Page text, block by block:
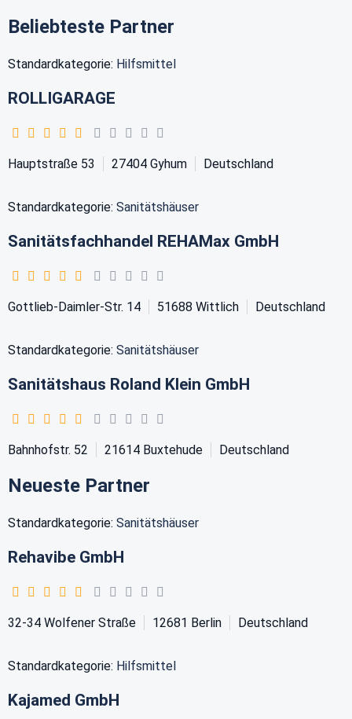
Beliebteste Partner
Standardkategorie: Hilfsmittel
ROLLIGARAGE
Hauptstraße 53 27404 Gyhum Deutschland
Standardkategorie: Sanitätshäuser
Sanitätsfachhandel REHAMax GmbH
Gottlieb-Daimler-Str. 14 51688 Wittlich Deutschland
Standardkategorie: Sanitätshäuser
Sanitätshaus Roland Klein GmbH
Bahnhofstr. 52 21614 Buxtehude Deutschland
Neueste Partner
Standardkategorie: Sanitätshäuser
Rehavibe GmbH
32-34 Wolfener Straße 12681 Berlin Deutschland
Standardkategorie: Hilfsmittel
Kajamed GmbH